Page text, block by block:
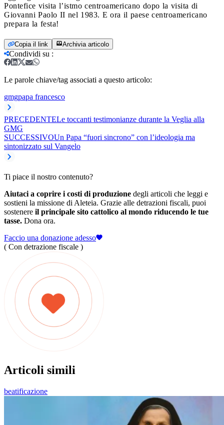
Pontefice visita l’istmo centroamericano dopo la visita di
Giovanni Paolo II nel 1983. E ora il paese centroamericano
prepara la festa!
Copia il link Archivia articolo
Condividi su :
Le parole chiave/tag associati a questo articolo:
gmgpapa francesco
PRECEDENTELe toccanti testimonianze durante la Veglia alla
GMG
SUCCESSIVOUn Papa “fuori sincrono” con l’ideologia ma
sintonizzato sul Vangelo
Ti piace il nostro contenuto?
Aiutaci a coprire i costi di produzione degli articoli che leggi e
sostieni la missione di Aleteia. Grazie alle detrazioni fiscali, puoi
sostenere il principale sito cattolico al mondo riducendo le tue
tasse. Dona ora.
Faccio una donazione adesso
( Con detrazione fiscale )
Articoli simili
beatificazione